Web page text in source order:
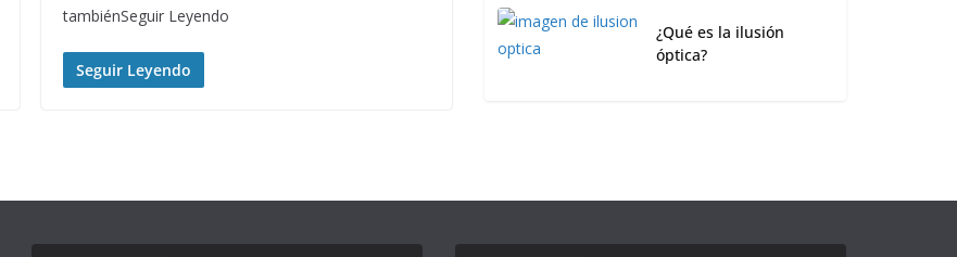
tambiénSeguir Leyendo
Seguir Leyendo
¿Qué es la ilusión
óptica?